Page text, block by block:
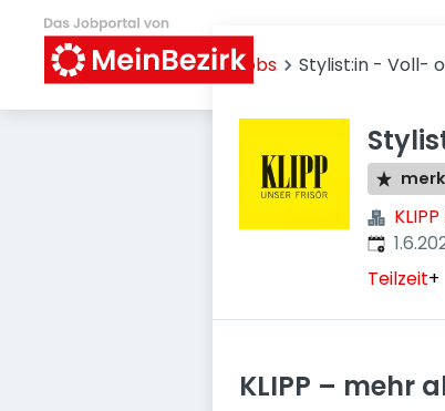
Jobs Stylist:in - Voll-
Teilzeit+
KLIPP – mehr